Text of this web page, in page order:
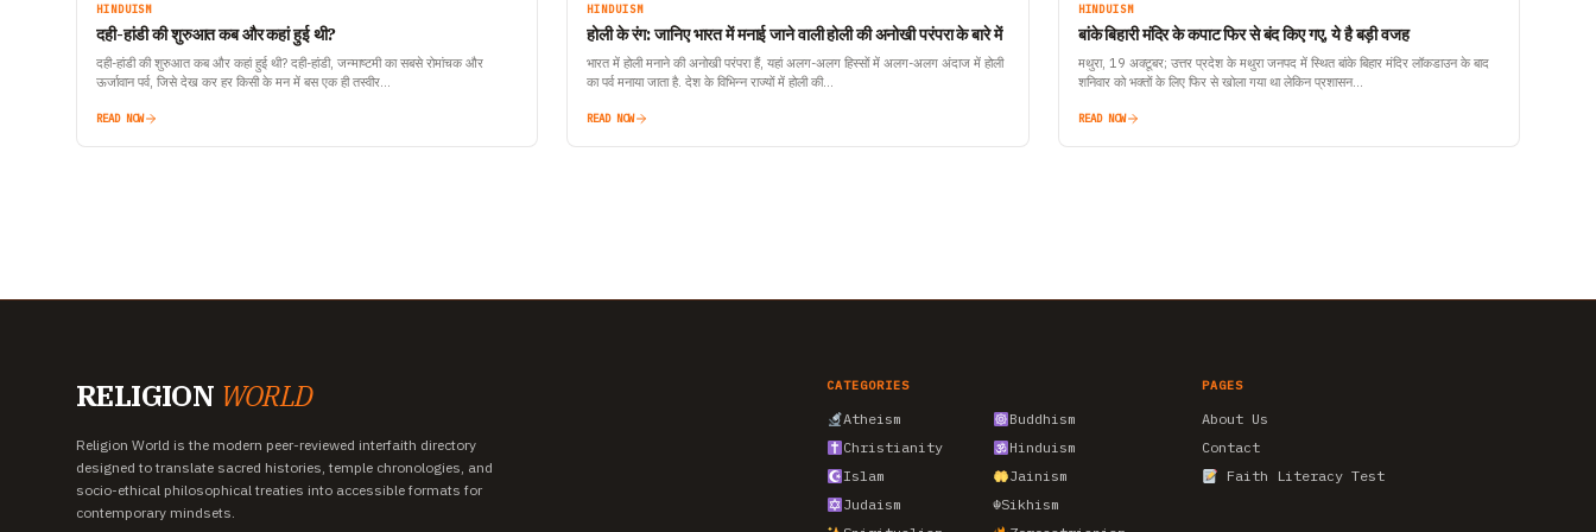
HINDUISM
दही-हांडी की शुरुआत कब और कहां हुई थी?
दही-हांडी की शुरुआत कब और कहां हुई थी? दही-हांडी, जन्माष्टमी का सबसे रोमांचक और
ऊर्जावान पर्व, जिसे देख कर हर किसी के मन में बस एक ही तस्वीर…
READ NOW
HINDUISM
होली के रंग: जानिए भारत में मनाई जाने वाली होली की अनोखी परंपरा के बारे में
भारत में होली मनाने की अनोखी परंपरा हैं, यहां अलग-अलग हिस्सों में अलग-अलग अंदाज में होली
का पर्व मनाया जाता है. देश के विभिन्न राज्यों में होली की…
READ NOW
HINDUISM
बांके बिहारी मंदिर के कपाट फिर से बंद किए गए, ये है बड़ी वजह
मथुरा, 19 अक्टूबर; उत्तर प्रदेश के मथुरा जनपद में स्थित बांके बिहार मंदिर लॉकडाउन के बाद
शनिवार को भक्तों के लिए फिर से खोला गया था लेकिन प्रशासन…
READ NOW
RELIGION WORLD
Religion World is the modern peer-reviewed interfaith directory
designed to translate sacred histories, temple chronologies, and
socio-ethical philosophical treaties into accessible formats for
contemporary mindsets.
CATEGORIES
Atheism
Buddhism
Christianity
Hinduism
Islam
Jainism
Judaism
☬Sikhism
PAGES
About Us
Contact
Faith Literacy Test